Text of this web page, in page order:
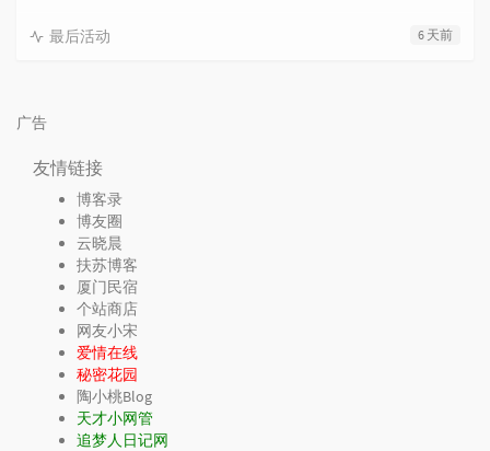
6 天前
最后活动
广告
友情链接
博客录
博友圈
云晓晨
扶苏博客
厦门民宿
个站商店
网友小宋
爱情在线
秘密花园
陶小桃Blog
天才小网管
追梦人日记网